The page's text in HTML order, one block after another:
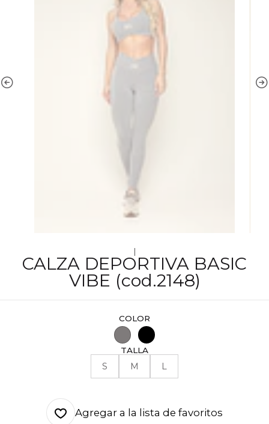
|
CALZA DEPORTIVA BASIC
VIBE (cod.2148)
COLOR
TALLA
S M L
Agregar a la lista de favoritos